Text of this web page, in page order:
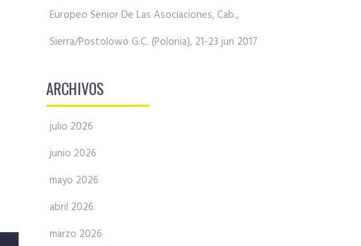
Europeo Senior De Las Asociaciones, Cab.,
Sierra/Postolowo G.C. (Polonia), 21-23 jun 2017
ARCHIVOS
julio 2026
junio 2026
mayo 2026
abril 2026
marzo 2026